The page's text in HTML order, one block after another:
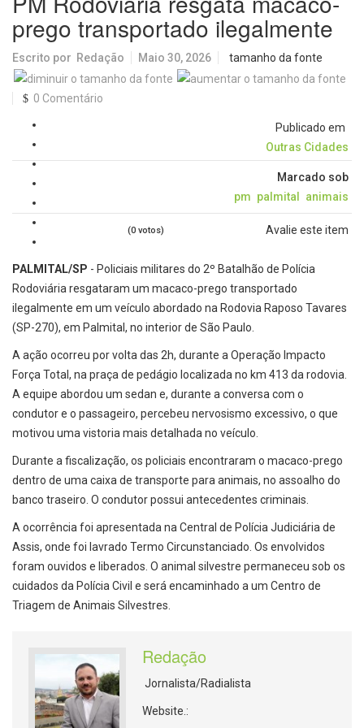
prego transportado ilegalmente
Escrito por Redação Maio 30, 2026 tamanho da fonte
0 Comentário
Publicado em
Outras Cidades
Marcado sob
pm palmital animais
Avalie este item
(0 votos)
PALMITAL/SP - Policiais militares do 2º Batalhão de Polícia
Rodoviária resgataram um macaco-prego transportado
ilegalmente em um veículo abordado na Rodovia Raposo Tavares
(SP-270), em Palmital, no interior de São Paulo.
A ação ocorreu por volta das 2h, durante a Operação Impacto
Força Total, na praça de pedágio localizada no km 413 da rodovia.
A equipe abordou um sedan e, durante a conversa com o
condutor e o passageiro, percebeu nervosismo excessivo, o que
motivou uma vistoria mais detalhada no veículo.
Durante a fiscalização, os policiais encontraram o macaco-prego
dentro de uma caixa de transporte para animais, no assoalho do
banco traseiro. O condutor possui antecedentes criminais.
A ocorrência foi apresentada na Central de Polícia Judiciária de
Assis, onde foi lavrado Termo Circunstanciado. Os envolvidos
foram ouvidos e liberados. O animal silvestre permaneceu sob os
cuidados da Polícia Civil e será encaminhado a um Centro de
Triagem de Animais Silvestres.
Redação
Jornalista/Radialista
Website.: